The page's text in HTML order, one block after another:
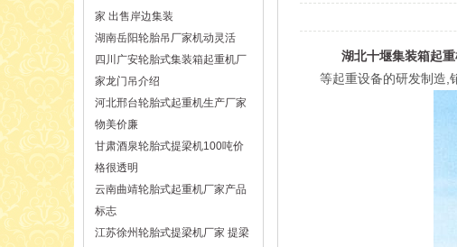
家 出售岸边集装
湖南岳阳轮胎吊厂家机动灵活
四川广安轮胎式集装箱起重机厂
家龙门吊介绍
河北邢台轮胎式起重机生产厂家
物美价廉
甘肃酒泉轮胎式提梁机100吨价
格很透明
云南曲靖轮胎式起重机厂家产品
标志
江苏徐州轮胎式提梁机厂家 提梁
湖北十堰集装箱起
等起重设备的研发制造,